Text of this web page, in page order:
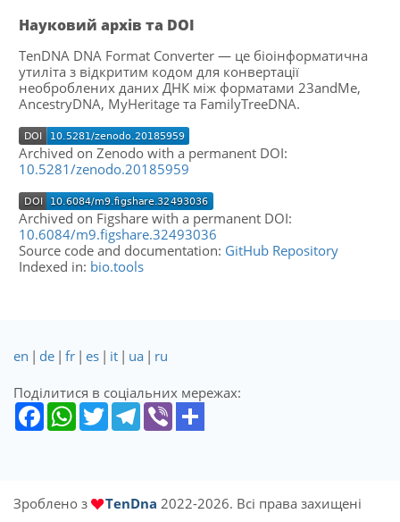
Науковий архів та DOI
TenDNA DNA Format Converter — це біоінформатична
утиліта з відкритим кодом для конвертації
необроблених даних ДНК між форматами 23andMe,
AncestryDNA, MyHeritage та FamilyTreeDNA.
Archived on Zenodo with a permanent DOI:
10.5281/zenodo.20185959
Archived on Figshare with a permanent DOI:
10.6084/m9.figshare.32493036
Source code and documentation: GitHub Repository
Indexed in: bio.tools
en | de | fr | es | it | ua | ru
Поділитися в соціальних мережах:
Зроблено з TenDna 2022-2026. Всі права захищені